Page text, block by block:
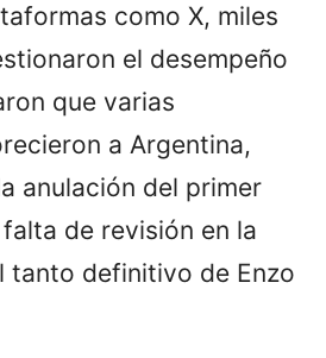
como X, miles
el desempeño
que varias
a Argentina,
anulación del primer
de revisión en la
tanto definitivo de Enzo